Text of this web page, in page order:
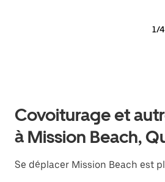
1/4
Covoiturage et
à Mission Beach,
Se déplacer Mission Beach est